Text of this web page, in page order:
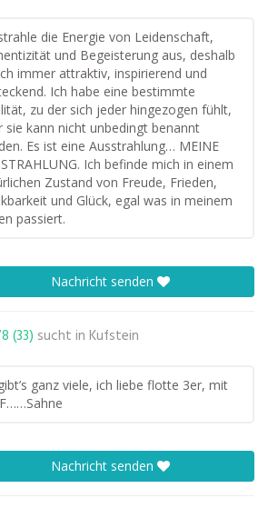
die Energie von Leidenschaft,
und Begeisterung aus, deshalb
immer attraktiv, inspirierend und
Ich habe eine bestimmte
zu der sich jeder hingezogen fühlt,
sie kann nicht unbedingt benannt
Es ist eine Ausstrahlung… MEINE
Ich befinde mich in einem
Zustand von Freude, Frieden,
und Glück, egal was in meinem
passiert.
Nachricht senden
(33) sucht in Kufstein
ganz viele, ich liebe flotte 3er, mit
Nachricht senden